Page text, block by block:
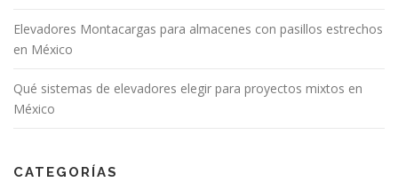
Elevadores Montacargas para almacenes con pasillos estrechos
en México
Qué sistemas de elevadores elegir para proyectos mixtos en
México
CATEGORÍAS